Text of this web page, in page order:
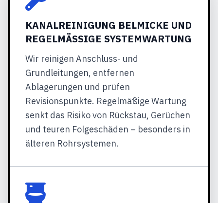
KANALREINIGUNG BELMICKE UND
REGELMÄSSIGE SYSTEMWARTUNG
Wir reinigen Anschluss- und
Grundleitungen, entfernen
Ablagerungen und prüfen
Revisionspunkte. Regelmäßige Wartung
senkt das Risiko von Rückstau, Gerüchen
und teuren Folgeschäden – besonders in
älteren Rohrsystemen.